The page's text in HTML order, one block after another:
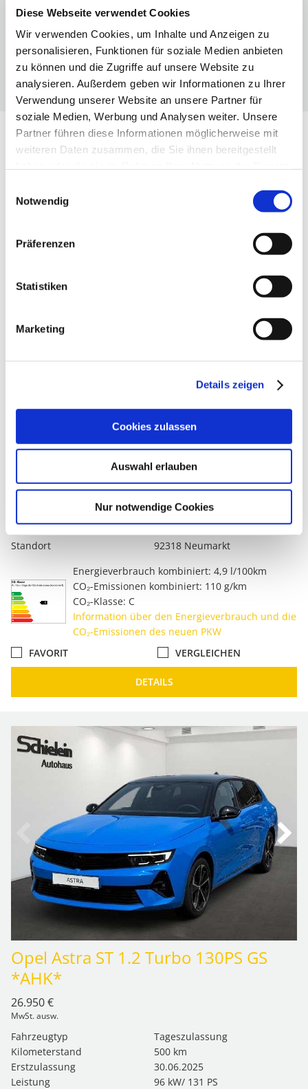
Diese Webseite verwendet Cookies
Wir verwenden Cookies, um Inhalte und Anzeigen zu
personalisieren, Funktionen für soziale Medien anbieten
zu können und die Zugriffe auf unsere Website zu
analysieren. Außerdem geben wir Informationen zu Ihrer
Verwendung unserer Website an unsere Partner für
soziale Medien, Werbung und Analysen weiter. Unsere
Partner führen diese Informationen möglicherweise mit
weiteren Daten zusammen, die Sie ihnen bereitgestellt
Notwendig
Präferenzen
Statistiken
Marketing
Details zeigen
Cookies zulassen
Auswahl erlauben
Nur notwendige Cookies
Information über den Energieverbrauch und die
CO₂-Emissionen des neuen PKW
FAVORIT
VERGLEICHEN
DETAILS
Opel Mokka 1.2 Turbo Hybrid 145PS
Kilometerstand
100 km
29.06.2026
Leistung
100 kW/ 136 PS
Automatik
Kraftstoff
Super
Standort
92318 Neumarkt
Energieverbrauch kombiniert: 4,9 l/100km
CO₂-Emissionen kombiniert: 110 g/km
CO₂-Klasse: C
Information über den Energieverbrauch und die
CO₂-Emissionen des neuen PKW
FAVORIT
VERGLEICHEN
DETAILS
Opel Astra ST 1.2 Turbo 130PS GS
*AHK*
26.950 €
MwSt. ausw.
Fahrzeugtyp
Tageszulassung
Kilometerstand
500 km
Erstzulassung
30.06.2025
Leistung
96 kW/ 131 PS